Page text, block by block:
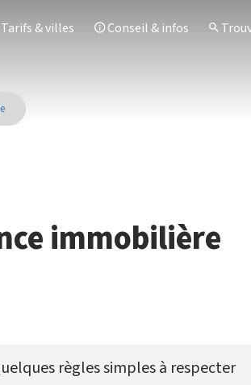
Tarifs & villes Conseil & infos
immobilière
règles simples à respecter